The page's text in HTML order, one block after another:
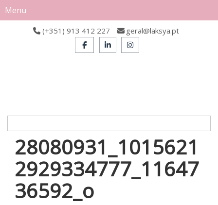
Menu
(+351) 913 412 227 geral@laksya.pt
28080931_1015621
2929334777_11647
36592_o